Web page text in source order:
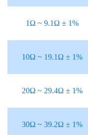
1Ω ~ 9.1Ω ± 1%
10Ω ~ 19.1Ω ± 1%
20Ω ~ 29.4Ω ± 1%
30Ω ~ 39.2Ω ± 1%